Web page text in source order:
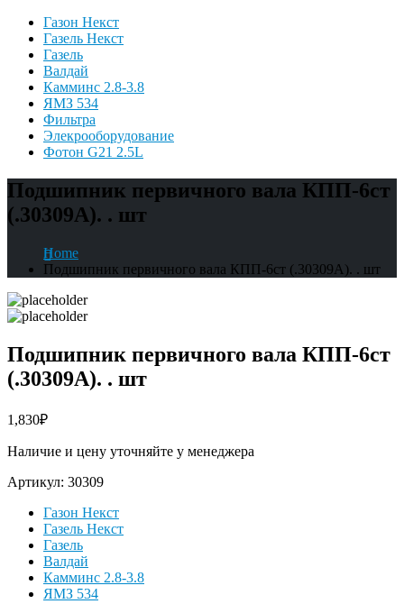
Газон Некст
Газель Некст
Газель
Валдай
Камминс 2.8-3.8
ЯМЗ 534
Фильтра
Элекрооборудование
Фотон G21 2.5L
Подшипник первичного вала КПП-6ст
(.30309А). . шт
Home
Подшипник первичного вала КПП-6ст (.30309А). . шт
Подшипник первичного вала КПП-6ст
(.30309А). . шт
1,830₽
Наличие и цену уточняйте у менеджера
Артикул: 30309
Газон Некст
Газель Некст
Газель
Валдай
Камминс 2.8-3.8
ЯМЗ 534